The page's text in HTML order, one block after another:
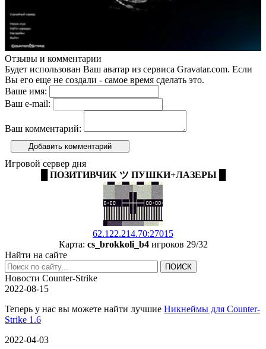
Отзывы и комментарии
Будет использован Ваш аватар из сервиса Gravatar.com. Если
Вы его еще не создали - самое время сделать это.
Ваше имя:
Ваш e-mail:
Ваш комментарий:
Добавить комментарий
Игровой сервер дня
█ ПОЗИТИВЧИК ツ ПУШКИ+ЛАЗЕРЫ █
62.122.214.70:27015
Карта: cs_brokkoli_b4игроков 29/32
Найти на сайте
Новости Counter-Strike
2022-08-15
Теперь у нас вы можете найти лучшие Никнеймы для Counter-
Strike 1.6
2022-04-03